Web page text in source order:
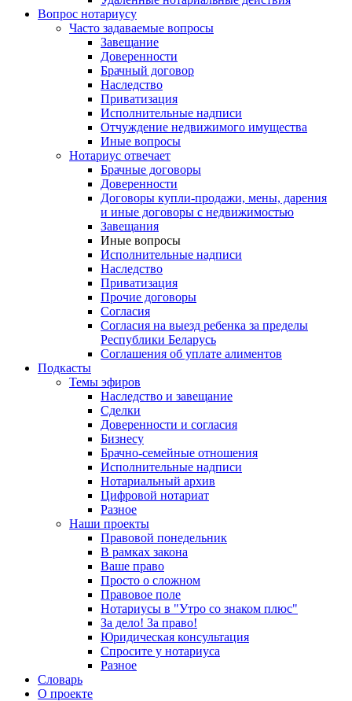
Вопрос нотариусу
Часто задаваемые вопросы
Завещание
Доверенности
Брачный договор
Наследство
Приватизация
Исполнительные надписи
Отчуждение недвижимого имущества
Иные вопросы
Нотариус отвечает
Брачные договоры
Доверенности
Договоры купли-продажи, мены, дарения
и иные договоры с недвижимостью
Завещания
Иные вопросы
Исполнительные надписи
Наследство
Приватизация
Прочие договоры
Согласия
Согласия на выезд ребенка за пределы
Республики Беларусь
Соглашения об уплате алиментов
Подкасты
Темы эфиров
Наследство и завещание
Сделки
Доверенности и согласия
Бизнесу
Брачно-семейные отношения
Исполнительные надписи
Нотариальный архив
Цифровой нотариат
Разное
Наши проекты
Правовой понедельник
В рамках закона
Ваше право
Просто о сложном
Правовое поле
Нотариусы в "Утро со знаком плюс"
За дело! За право!
Юридическая консультация
Спросите у нотариуса
Разное
Словарь
О проекте